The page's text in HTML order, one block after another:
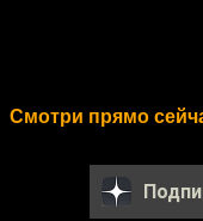
Смотри прямо